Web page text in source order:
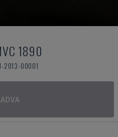
1890
2013-00001